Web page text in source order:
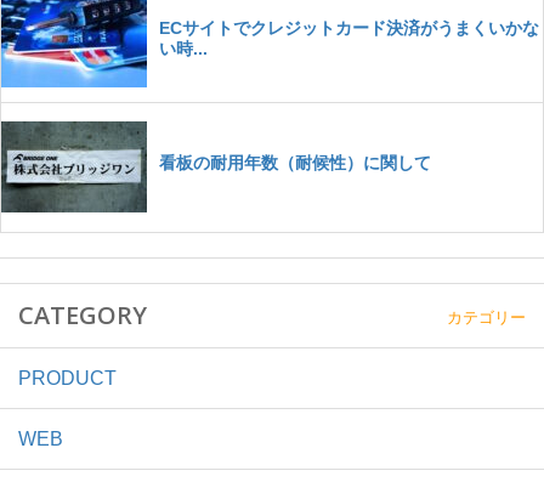
CATEGORY カテゴリー
PRODUCT
WEB